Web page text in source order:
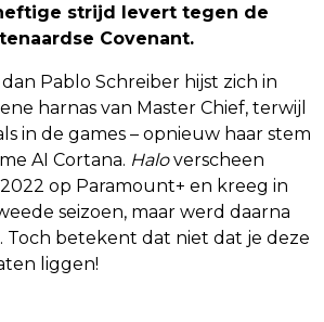
strijd levert tegen de
Covenant.
Pablo Schreiber hijst zich in
harnas van Master Chief, terwijl
in de games – opnieuw haar stem
AI Cortana. Haloverscheen
op Paramount+ en kreeg in
seizoen, maar werd daarna
Toch betekent dat niet dat je deze
liggen!